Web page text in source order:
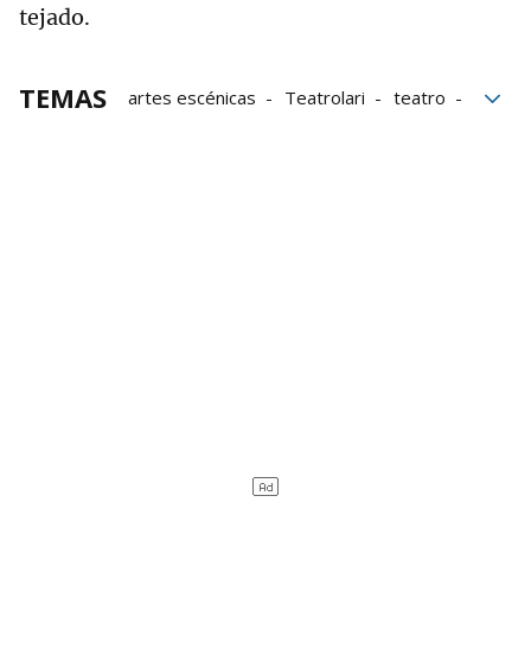
tejado.
TEMAS artes escénicas Teatrolari
teatro